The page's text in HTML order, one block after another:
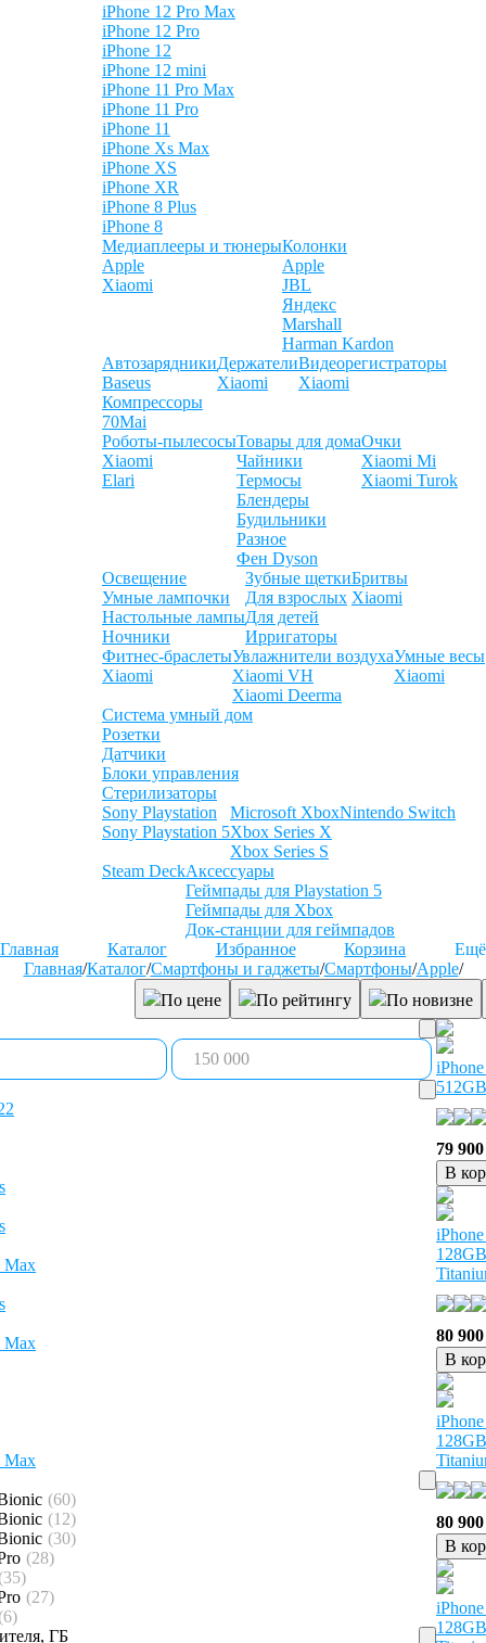
iPhone 12 Pro Max
iPhone 12 Pro
iPhone 12
iPhone 12 mini
iPhone 11 Pro Max
iPhone 11 Pro
iPhone 11
iPhone Xs Max
iPhone XS
iPhone XR
iPhone 8 Plus
iPhone 8
Медиаплееры и тюнеры
Apple
Xiaomi
Колонки
Apple
JBL
Яндекс
Marshall
Harman Kardon
Автозарядники
Baseus
Держатели
Xiaomi
Видеорегистраторы
Xiaomi
Компрессоры
70Mai
Роботы-пылесосы
Xiaomi
Elari
Товары для дома
Чайники
Термосы
Блендеры
Будильники
Разное
Фен Dyson
Очки
Xiaomi Mi
Xiaomi Turok
Освещение
Умные лампочки
Настольные лампы
Ночники
Зубные щетки
Для взрослых
Для детей
Ирригаторы
Бритвы
Xiaomi
Фитнес-браслеты
Xiaomi
Увлажнители воздуха
Xiaomi VH
Xiaomi Deerma
Умные весы
Xiaomi
Система умный дом
Розетки
Датчики
Блоки управления
Стерилизаторы
Sony Playstation
Sony Playstation 5
Microsoft Xbox
Xbox Series X
Xbox Series S
Nintendo Switch
Steam DeckАксессуары
Геймпады для Playstation 5
Геймпады для Xbox
Док-станции для геймпадов
Главная
Каталог Избранное Корзина
Ещё
Главная/Каталог/Смартфоны и гаджеты/Смартфоны/Apple/
По цене
По рейтингу По новизне
Max
Max
Max
(60)
(12)
(30)
(28)
(27)
ГБ
79
В
80
В
80
В